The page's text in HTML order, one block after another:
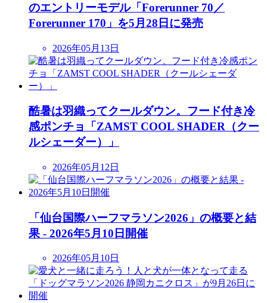
のエントリーモデル「Forerunner 70／
Forerunner 170」を5月28日に発売
2026年05月13日
酷暑は羽織ってクールダウン。フード付き冷
感ポンチョ「ZAMST COOL SHADER（クー
ルシェーダー）」
2026年05月12日
「仙台国際ハーフマラソン2026」の概要と結
果 - 2026年5月10日開催
2026年05月10日